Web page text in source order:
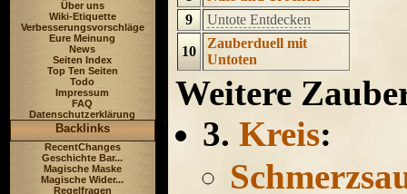
Über uns
Wiki-Etiquette
Verbesserungsvorschläge
Eure Meinung
News
Seiten Index
Top Ten Seiten
Todo
Impressum
FAQ
Datenschutzerklärung
Backlinks
RecentChanges
Geschichte Bar...
Magische Maske
Magische Wider...
Regelfragen
9
Untote Entdecken
10
Zauberduell mit
Untoten
Weitere
3. Kreis: